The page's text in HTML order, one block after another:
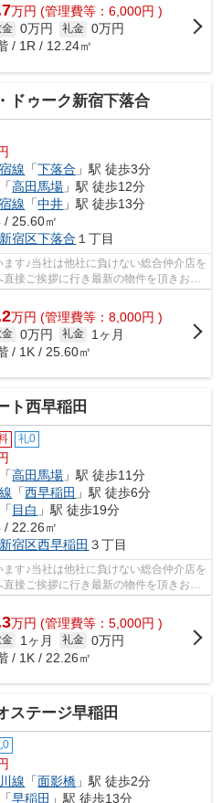
万円 (管理費等：6,000円 )
金 0万円 礼金 0万円
/ 1R / 12.24㎡
ドゥーク新宿下落合
線 「下落合 」駅 徒歩3分
「高田馬場 」駅 徒歩12分
線 「中井 」駅 徒歩13分
/ 25.60㎡
新宿区下落合 １丁目
す♪当社は他社に負けない総合仲介店を
接ご挨拶に行き最新の物件を頂きお客
...
万円 (管理費等：8,000円 )
金 0万円 礼金
1ヶ月
/ 1K / 25.60㎡
ト西早稲田
礼0
「高田馬場 」駅 徒歩11分
「西早稲田 」駅 徒歩6分
「 目白 」駅 徒歩19分
/ 22.26㎡
新宿区西早稲田 ３丁目
す♪当社は他社に負けない総合仲介店を
接ご挨拶に行き最新の物件を頂きお客
...
万円 (管理費等：5,000円 )
金 1ヶ月 礼金 0万円
/ 1K / 22.26㎡
ステージ早稲田
0
線 「面影橋 」駅 徒歩2分
「早稲田 」駅 徒歩13分